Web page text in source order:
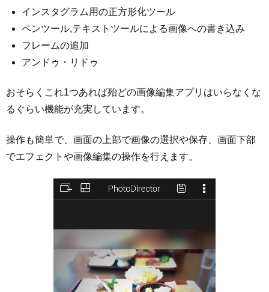
インスタグラム用の正方形化ツール
ペンツール,テキストツールによる画像への書き込み
フレームの追加
アンドゥ・リドゥ
おそらくこれ1つあれば殆どの画像編集アプリはいらなくな
るぐらい機能が充実しています。
操作も簡単で、画面の上部で画像の選択や保存、画面下部
でエフェクトや画像編集の操作を行えます。